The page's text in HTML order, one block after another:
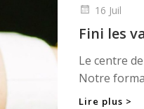
16 Juil
Fini les
Le centre
Notre
Lire plus >